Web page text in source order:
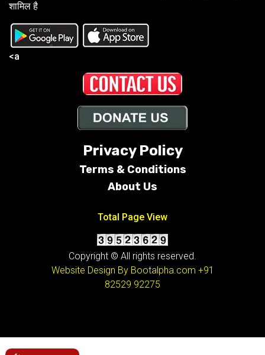
शामिल है
<a
Privacy Policy
Terms & Conditions
About Us
Total Page View
Copyright © All rights reserved.
Website Design By Bootalpha.com +91
82529 92275